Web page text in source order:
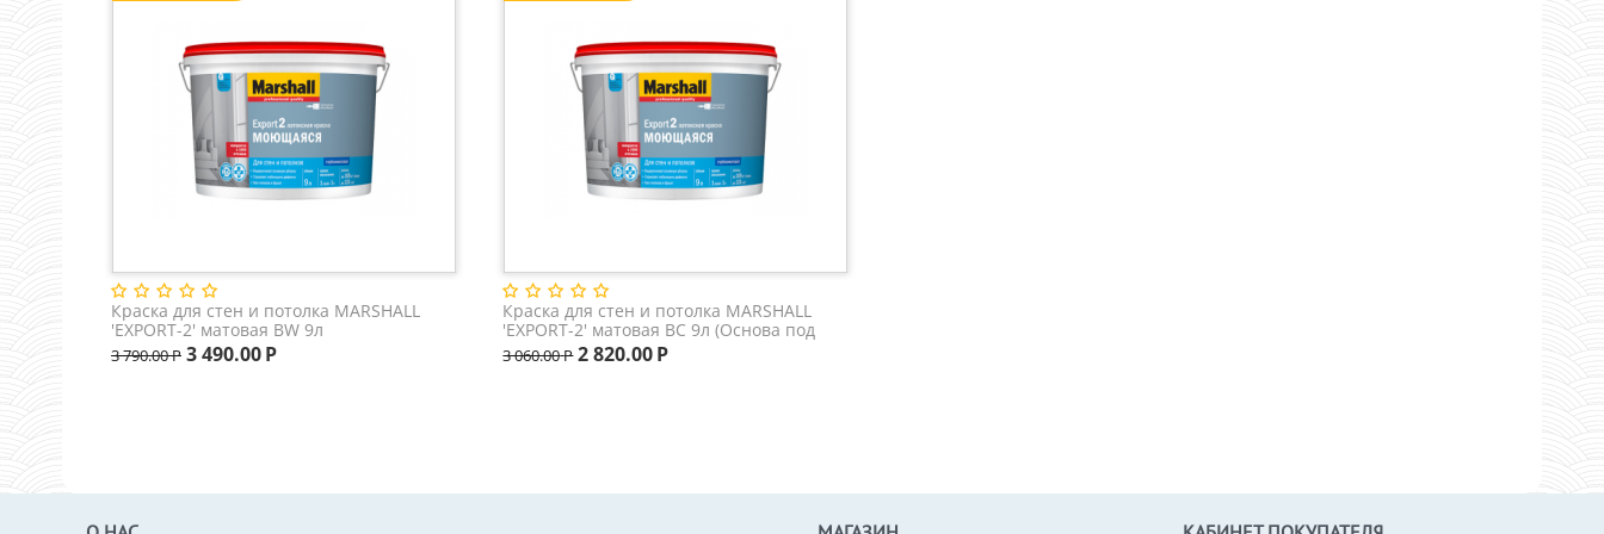
Краска для стен и потолка MARSHALL
'EXPORT-2' матовая BW 9л
3 790.00Р 3 490.00Р
Краска для стен и потолка MARSHALL
'EXPORT-2' матовая BC 9л (Основа под
колеровку)
3 060.00Р 2 820.00Р